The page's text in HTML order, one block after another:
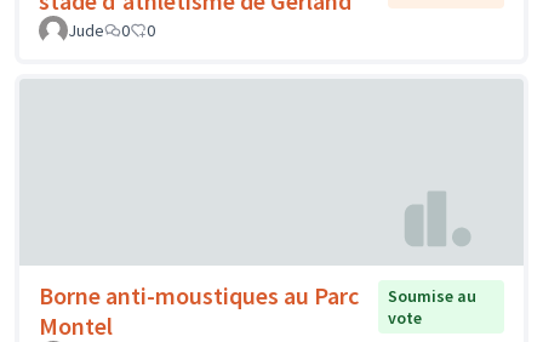
Jude
0 0
Borne anti-moustiques au Parc
Montel
Soumise au
vote